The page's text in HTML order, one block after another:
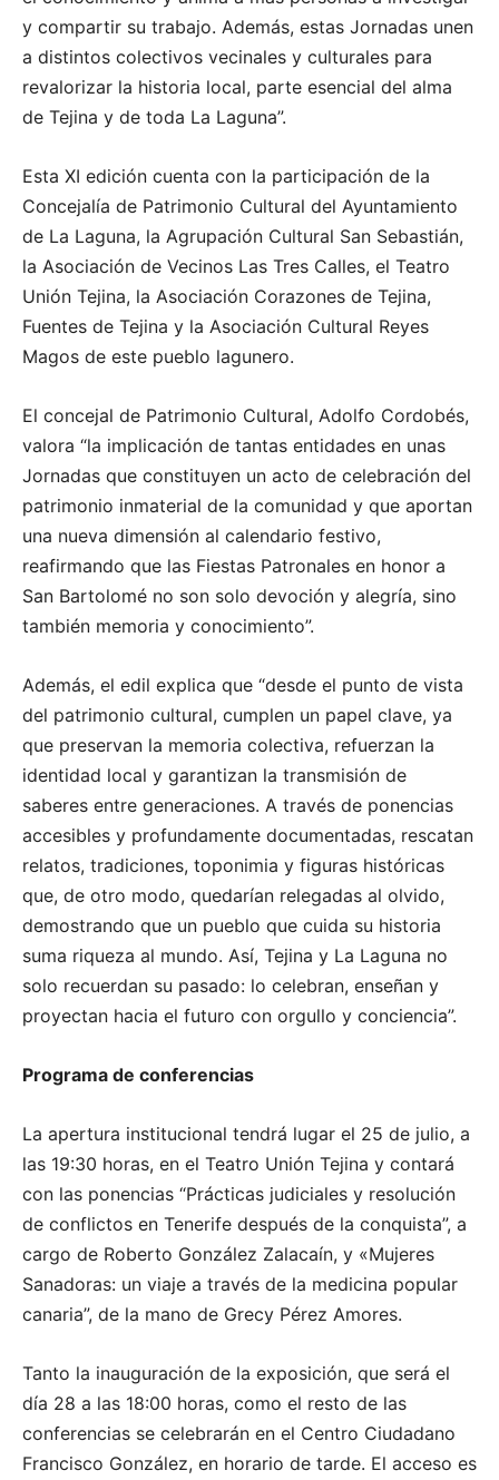
y compartir su trabajo. Además, estas Jornadas unen
a distintos colectivos vecinales y culturales para
revalorizar la historia local, parte esencial del alma
de Tejina y de toda La Laguna”.
Esta XI edición cuenta con la participación de la
Concejalía de Patrimonio Cultural del Ayuntamiento
de La Laguna, la Agrupación Cultural San Sebastián,
la Asociación de Vecinos Las Tres Calles, el Teatro
Unión Tejina, la Asociación Corazones de Tejina,
Fuentes de Tejina y la Asociación Cultural Reyes
Magos de este pueblo lagunero.
El concejal de Patrimonio Cultural, Adolfo Cordobés,
valora “la implicación de tantas entidades en unas
Jornadas que constituyen un acto de celebración del
patrimonio inmaterial de la comunidad y que aportan
una nueva dimensión al calendario festivo,
reafirmando que las Fiestas Patronales en honor a
San Bartolomé no son solo devoción y alegría, sino
también memoria y conocimiento”.
Además, el edil explica que “desde el punto de vista
del patrimonio cultural, cumplen un papel clave, ya
que preservan la memoria colectiva, refuerzan la
identidad local y garantizan la transmisión de
saberes entre generaciones. A través de ponencias
accesibles y profundamente documentadas, rescatan
relatos, tradiciones, toponimia y figuras históricas
que, de otro modo, quedarían relegadas al olvido,
demostrando que un pueblo que cuida su historia
suma riqueza al mundo. Así, Tejina y La Laguna no
solo recuerdan su pasado: lo celebran, enseñan y
proyectan hacia el futuro con orgullo y conciencia”.
Programa de conferencias
La apertura institucional tendrá lugar el 25 de julio, a
las 19:30 horas, en el Teatro Unión Tejina y contará
con las ponencias “Prácticas judiciales y resolución
de conflictos en Tenerife después de la conquista”, a
cargo de Roberto González Zalacaín, y «Mujeres
Sanadoras: un viaje a través de la medicina popular
canaria”, de la mano de Grecy Pérez Amores.
Tanto la inauguración de la exposición, que será el
día 28 a las 18:00 horas, como el resto de las
conferencias se celebrarán en el Centro Ciudadano
Francisco González, en horario de tarde. El acceso es